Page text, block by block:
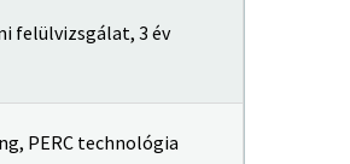
felülvizsgálat, 3 év
PERC technológia